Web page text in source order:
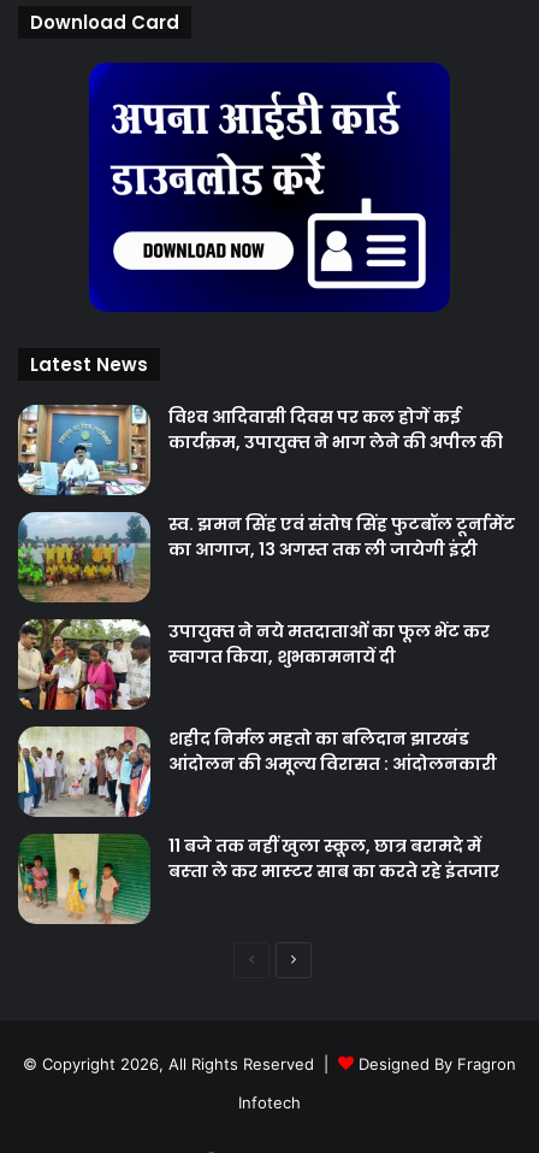
Download Card
Latest News
विश्‍व आदिवासी दिवस पर कल होगें कई
कार्यक्रम, उपायुक्‍त ने भाग लेने की अपील की
स्व. झमन सिंह एवं संतोष सिंह फुटबॉल टूर्नामेंट
का आगाज, 13 अगस्त तक ली जायेगी इंट्री
उपायुक्‍त ने नये मतदाताओंं का फूल भेंट कर
स्‍वागत किया, शुभकामनायें दी
शहीद निर्मल महतो का बलिदान झारखंड
आंदोलन की अमूल्य विरासत : आंदोलनकारी
11 बजे तक नहीं खुला स्कूल, छात्र बरामदे में
बस्‍ता ले कर मास्‍टर साब का करते रहे इंतजार
PreviousNext
© Copyright 2026, All Rights Reserved |
Designed By Fragron
Infotech